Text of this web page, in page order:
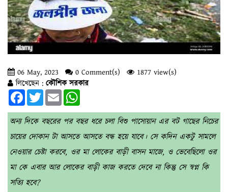
06 May, 2023 0 Comment(s)
1877 view(s)
লিখেছেন : কৌশিক সরকার
FacebookTwitterEmail
অন্য দিকে বছরের পর বছর ধরে চলা বিশু পাসোয়ান এর বট গাছের নিচের
চায়ের দোকান টা আসতে আসতে বন্ধ হয়ে যাবে। সে কদিন একটু সামলে
নেওয়ার চেষ্টা করবে, ওর মা লোকের বাড়ী বাসন মাজে, ও ভেবেছিলো ওর
মা কে এবার আর লোকের বাড়ী কাজ করতে দেবে না কিন্তু সে স্বপ্ন কি
সত্যি হবে?